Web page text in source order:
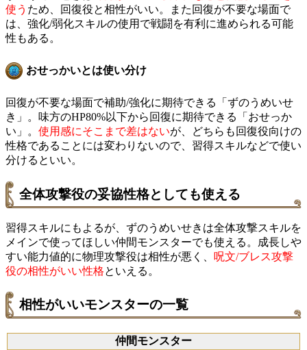
使う ため、回復役と相性がいい。また回復が不要な場面で
は、強化/弱化スキルの使用で戦闘を有利に進められる可能
性もある。
おせっかいとは使い分け
回復が不要な場面で補助/強化に期待できる「ずのうめいせ
き」。味方のHP80%以下から回復に期待できる「おせっか
い」。 使用感にそこまで差はないが、どちらも回復役向けの
性格であることには変わりないので、習得スキルなどで使い
分けるといい。
全体攻撃役の妥協性格としても使える
習得スキルにもよるが、ずのうめいせきは全体攻撃スキルを
メインで使ってほしい仲間モンスターでも使える。成長しや
すい能力値的に物理攻撃役は相性が悪く、 呪文/ブレス攻撃
役の相性がいい性格といえる。
相性がいいモンスターの一覧
仲間モンスター